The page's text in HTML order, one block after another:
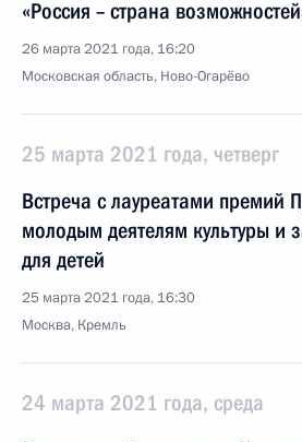
«Россия – страна
26 марта 2021 года, 16:20
Московская область, Ново-Огарёво
25 марта 2021 года, четверг
Встреча с лауреатами премий
молодым деятелям культуры и
для детей
25 марта 2021 года, 16:30
Москва, Кремль
24 марта 2021 года, среда